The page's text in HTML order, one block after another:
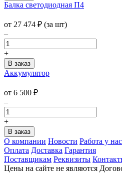
Балка светодиодная П4
от 27 474 ₽ (за шт)
–
+
Аккумулятор
от 6 500 ₽
–
+
О компании Новости Работа у нас
Оплата Доставка Гарантия
Поставщикам Реквизиты
Цены на сайте не являются